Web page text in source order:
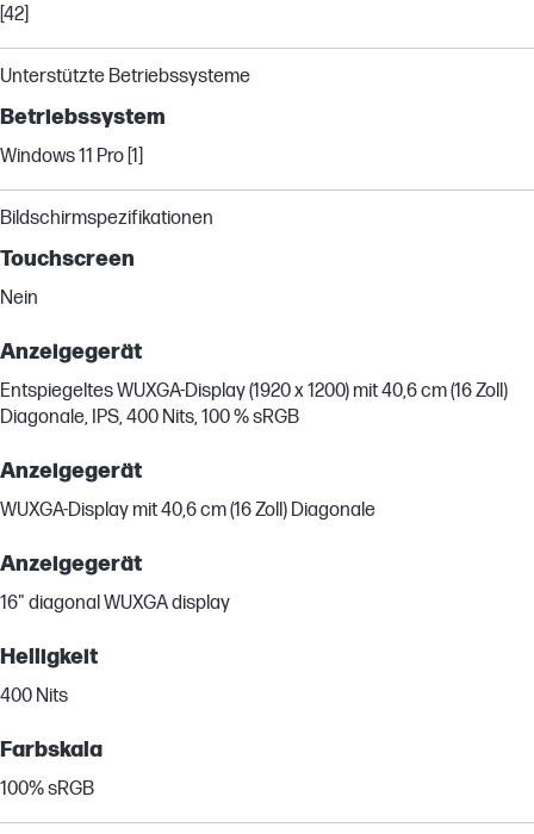
[42]
Unterstützte Betriebssysteme
Betriebssystem
Windows 11 Pro [1]
Bildschirmspezifikationen
Touchscreen
Nein
Anzeigegerät
Entspiegeltes WUXGA-Display (1920 x 1200) mit 40,6 cm (16 Zoll)
Diagonale, IPS, 400 Nits, 100 % sRGB
Anzeigegerät
WUXGA-Display mit 40,6 cm (16 Zoll) Diagonale
Anzeigegerät
16" diagonal WUXGA display
Helligkeit
400 Nits
Farbskala
100% sRGB